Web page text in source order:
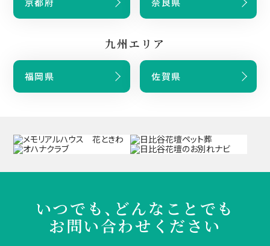
九州エリア
福岡県 佐賀県
いつでも、どんなことでも
お問い合わせください